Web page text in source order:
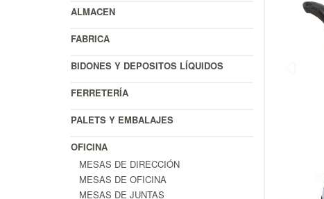
ALMACEN
FABRICA
BIDONES Y DEPOSITOS LÍQUIDOS
FERRETERÍA
PALETS Y EMBALAJES
OFICINA
MESAS DE DIRECCIÓN
MESAS DE OFICINA
MESAS DE JUNTAS